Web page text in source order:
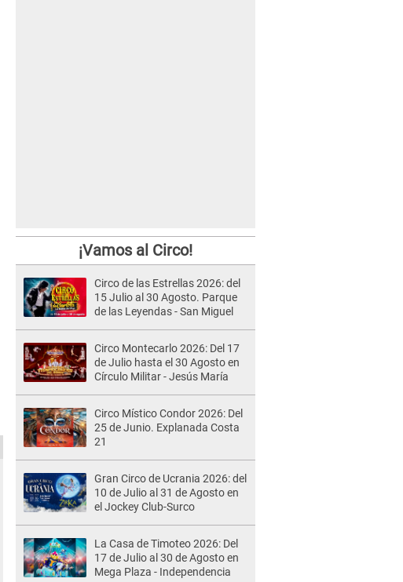
¡Vamos al Circo!
Circo de las Estrellas 2026: del
15 Julio al 30 Agosto. Parque
de las Leyendas - San Miguel
Circo Montecarlo 2026: Del 17
de Julio hasta el 30 Agosto en
Círculo Militar - Jesús María
Circo Místico Condor 2026: Del
25 de Junio. Explanada Costa
21
Gran Circo de Ucrania 2026: del
10 de Julio al 31 de Agosto en
el Jockey Club-Surco
La Casa de Timoteo 2026: Del
17 de Julio al 30 de Agosto en
Mega Plaza - Independencia